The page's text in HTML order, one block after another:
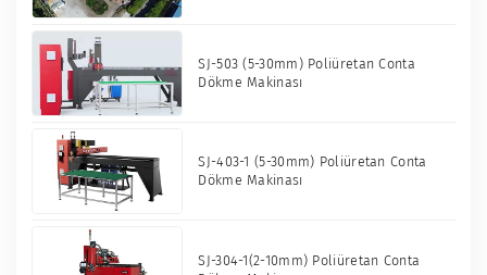
SJ-503 (5-30mm) Poliüretan Conta
Dökme Makinası
SJ-403-1 (5-30mm) Poliüretan Conta
Dökme Makinası
SJ-304-1(2-10mm) Poliüretan Conta